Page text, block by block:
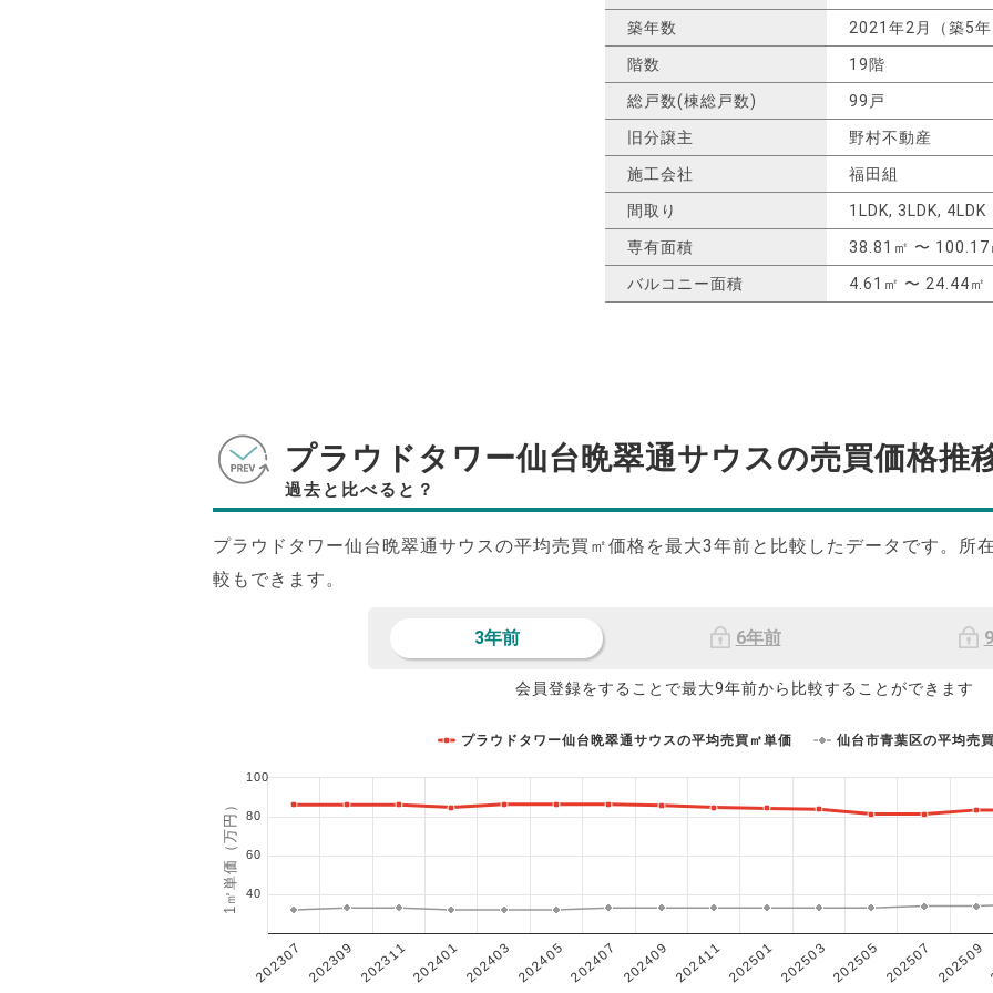
築年数 2021年2月（築5年
階数 19階
総戸数(棟総戸数) 99戸
旧分譲主 野村不動産
施工会社 福田組
間取り 1LDK, 3LDK, 4LDK
専有面積 38.81㎡ 〜 100.17
バルコニー面積 4.61㎡ 〜 24.44㎡
プラウドタワー仙台晩翠通サウスの売買価格推
過去と比べると？
プラウドタワー仙台晩翠通サウスの平均売買㎡価格を最大3年前と比較したデータです。所
較もできます。
3年前 6年前
会員登録をすることで最大9年前から比較することができます
1㎡単価（万円）
プラウドタワー仙台晩翠通サウスの平均売買㎡単価 仙台市青葉区の平均売
202307 202309 202311202401202403 202405202407 202409 202411202501202503202505 202507 202509
40
60
80
100